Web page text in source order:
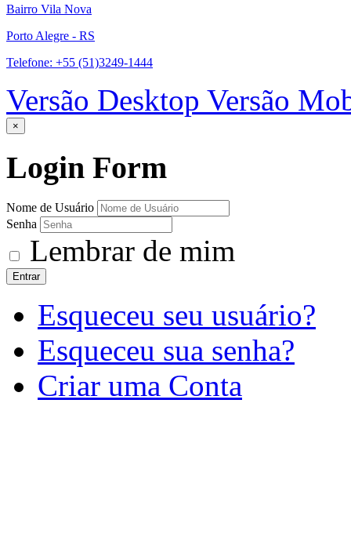
Bairro Vila Nova
Porto Alegre - RS
Telefone: +55 (51)3249-1444
Versão Desktop Versão
×
Login Form
Nome de Usuário
Senha
Lembrar de mim
Entrar
Esqueceu seu usuário?
Esqueceu sua senha?
Criar uma Conta